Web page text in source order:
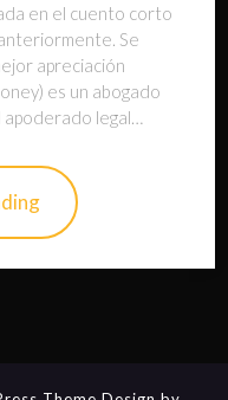
en el cuento corto
Se
apreciación
es un abogado
legal…